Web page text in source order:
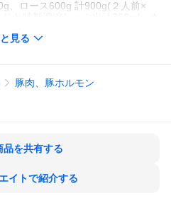
、ロース600g 計900g(２人前×
ださい。)
から６ヶ月・開封後２週間（要
５−５ 島崎ビル２Ｆ
見る
豚肉、豚ホルモン
品を共有する
イトで紹介する